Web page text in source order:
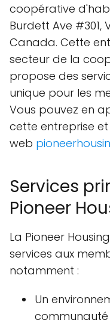
coopérative
Burdett Ave #301,
Canada. Cette
secteur de la
propose des
unique pour les
Vous pouvez en
cette entreprise et
web
Services
Pioneer
La Pioneer
services aux
notamment :
Un
communauté